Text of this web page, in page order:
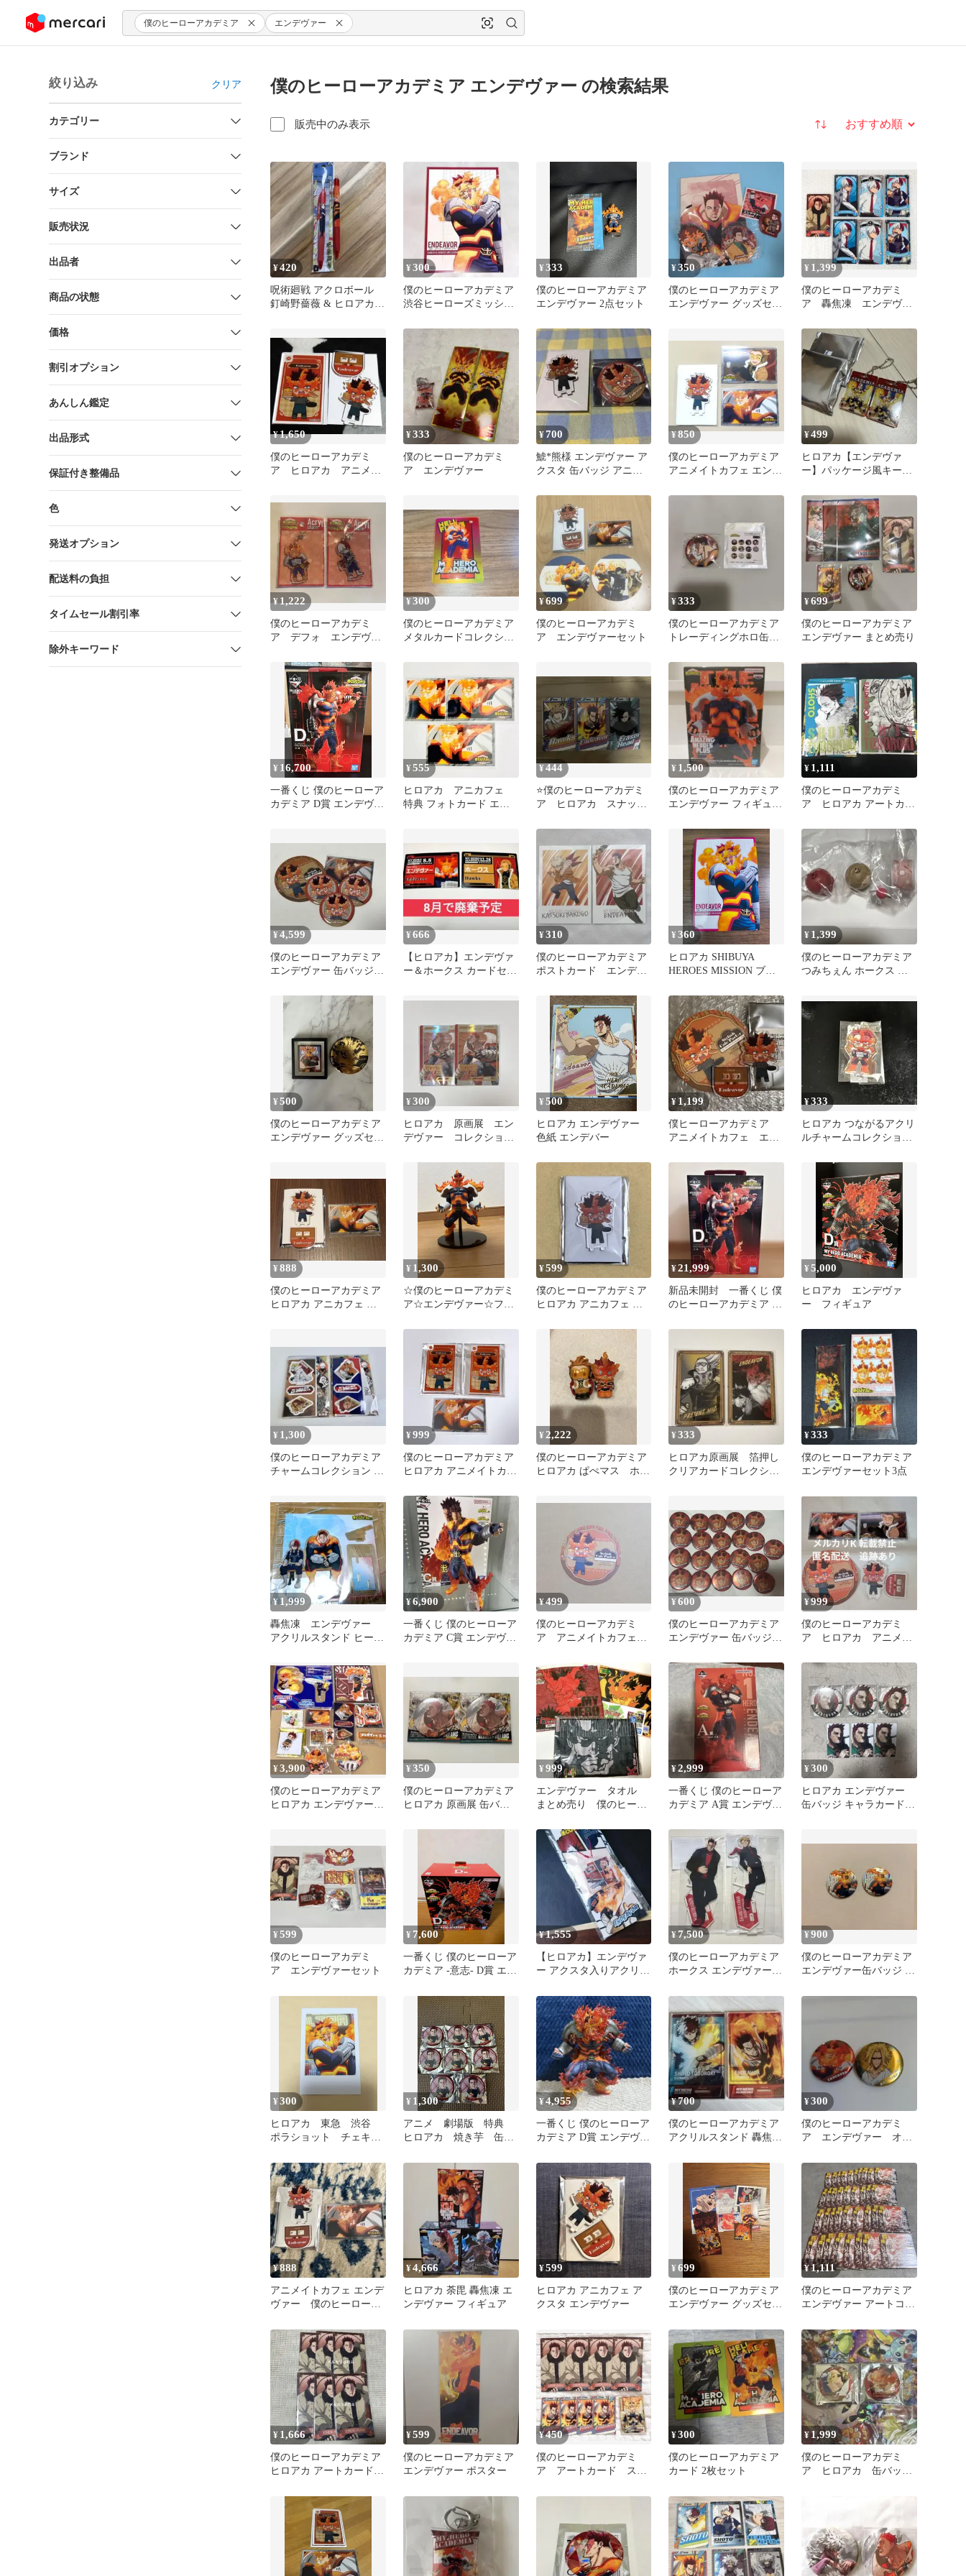
ツにスキップ 僕のヒーローアカデミア エンデヴァー
絞り込み クリア
カテゴリー
ブランド
サイズ
販売状況
出品者
商品の状態
価格
割引オプション
あんしん鑑定
出品形式
保証付き整備品
色
発送オプション
配送料の負担
タイムセール割引率
除外キーワード
僕のヒーローアカデミア エンデヴァー の検索結果
販売中のみ表示 並び替え
¥420
呪術廻戦 アクロボール
釘崎野薔薇 & ヒロアカ
¥300
僕のヒーローアカデミア
渋谷ヒーローズミッショ
ヴァー
¥333
僕のヒーローアカデミア
エンデヴァー 2点セット
¥350
僕のヒーローアカデミア
エンデヴァー グッズセッ
¥ 1,399
僕のヒーローアカデミ
ア 轟焦凍 エンデヴァ
ション カード
¥1,650
僕のヒーローアカデミ
ア ヒロアカ アニメイ
¥333
僕のヒーローアカデミ
ア エンデヴァー
¥700
鯱*熊様 エンデヴァー ア
クスタ 缶バッジ アニメ
アカデ
¥850
僕のヒーローアカデミア
アニメイトカフェ エンデ
¥499
ヒロアカ【エンデヴァ
ー】パッケージ風キーチ
セット
¥1,222
僕のヒーローアカデミ
ア デフォ エンデヴァ
¥300
僕のヒーローアカデミア
メタルカードコレクショ
¥699
僕のヒーローアカデミ
ア エンデヴァーセット
¥333
僕のヒーローアカデミア
トレーディングホロ缶バ
¥699
僕のヒーローアカデミア
エンデヴァー まとめ売り
¥ 16,700
一番くじ 僕のヒーローア
カデミア D賞 エンデヴァ
¥555
ヒロアカ アニカフェ
特典 フォトカード エン
¥444
⭐️僕のヒーローアカデミ
ア ヒロアカ スナップ
¥ 1,500
僕のヒーローアカデミア
エンデヴァー フィギュア
¥ 1,111
僕のヒーローアカデミ
ア ヒロアカ アートカー
エンデヴァー
¥4,599
僕のヒーローアカデミア
エンデヴァー 缶バッジ
¥666
【ヒロアカ】エンデヴァ
ー＆ホークス カードセッ
¥310
僕のヒーローアカデミア
ポストカード エンデヴ
¥360
ヒロアカ SHIBUYA
HEROES MISSION ブロ
¥ 1,399
僕のヒーローアカデミア
つみちぇん ホークス エ
¥500
僕のヒーローアカデミア
エンデヴァー グッズセッ
¥300
ヒロアカ 原画展 エン
デヴァー コレクション
¥500
ヒロアカ エンデヴァー
色紙 エンデバー
¥1,199
僕ヒーローアカデミア
アニメイトカフェ エン
¥333
ヒロアカ つながるアクリ
ルチャームコレクション
¥888
僕のヒーローアカデミア
ヒロアカ アニカフェ ア
¥ 1,300
☆僕のヒーローアカデミ
ア☆エンデヴァー☆フィ
¥599
僕のヒーローアカデミア
ヒロアカ アニカフェ ア
¥21,999
新品未開封 一番くじ 僕
のヒーローアカデミア D
ュア
¥5,000
ヒロアカ エンデヴァ
ー フィギュア
¥ 1,300
僕のヒーローアカデミア
チャームコレクション ホ
¥999
僕のヒーローアカデミア
ヒロアカ アニメイトカフ
デヴァー
¥ 2,222
僕のヒーローアカデミア
ヒロアカ ぱぺマス ホー
¥333
ヒロアカ原画展 箔押し
クリアカードコレクショ
¥333
僕のヒーローアカデミア
エンデヴァーセット3点
¥1,999
轟焦凍 エンデヴァー
アクリルスタンド ヒーロ
¥6,900
一番くじ 僕のヒーローア
カデミア C賞 エンデヴァ
¥499
僕のヒーローアカデミ
ア アニメイトカフェ
ー
¥600
僕のヒーローアカデミア
エンデヴァー 缶バッジ
均
¥999
僕のヒーローアカデミ
ア ヒロアカ アニメイ
ンデヴァー
¥3,900
僕のヒーローアカデミア
ヒロアカ エンデヴァー
¥350
僕のヒーローアカデミア
ヒロアカ 原画展 缶バッ
¥999
エンデヴァー タオル
まとめ売り 僕のヒーロ
¥2,999
一番くじ 僕のヒーローア
カデミア A賞 エンデヴァ
¥300
ヒロアカ エンデヴァー
缶バッジ キャラカード
¥599
僕のヒーローアカデミ
ア エンデヴァーセット
¥ 7,600
一番くじ 僕のヒーローア
カデミア -意志- D賞 エン
¥1,555
【ヒロアカ】エンデヴァ
ー アクスタ入りアクリル
ッズ
¥7,500
僕のヒーローアカデミア
ホークス エンデヴァー
タ
¥900
僕のヒーローアカデミア
エンデヴァー缶バッジ 2
¥300
ヒロアカ 東急 渋谷
ポラショット チェキ
¥ 1,300
アニメ 劇場版 特典
ヒロアカ 焼き芋 缶バ
デヴァー
¥4,955
一番くじ 僕のヒーローア
カデミア D賞 エンデヴァ
¥700
僕のヒーローアカデミア
アクリルスタンド 轟焦凍
¥300
僕のヒーローアカデミ
ア エンデヴァー オー
ト
¥888
アニメイトカフェ エンデ
ヴァー 僕のヒーローア
¥4,666
ヒロアカ 荼毘 轟焦凍 エ
ンデヴァー フィギュア
¥599
ヒロアカ アニカフェ ア
クスタ エンデヴァー
¥699
僕のヒーローアカデミア
エンデヴァー グッズセッ
¥1,111
僕のヒーローアカデミア
エンデヴァー アートコー
¥ 1,666
僕のヒーローアカデミア
ヒロアカ アートカードコ
ー 6枚
¥599
僕のヒーローアカデミア
エンデヴァー ポスター
¥450
僕のヒーローアカデミ
ア アートカード スナ
ド エンデヴァー
¥300
僕のヒーローアカデミア
カード 2枚セット
¥1,999
僕のヒーローアカデミ
ア ヒロアカ 缶バッジ